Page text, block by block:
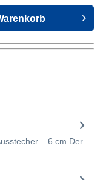
– 6 cm Der